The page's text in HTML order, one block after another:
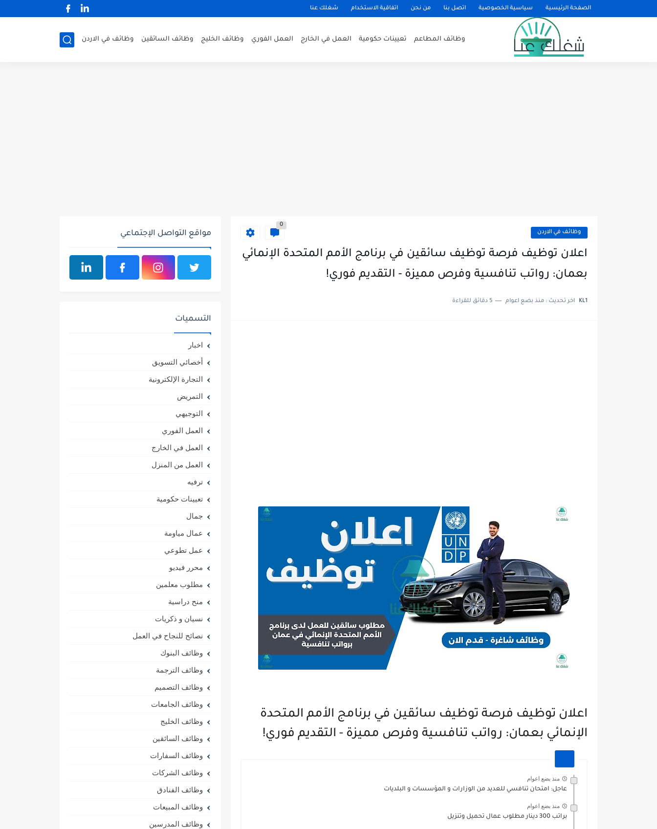
الصفحة الرئيسية سياسية الخصوصية اتصل بنا من نحن اتفاقية الاستخدام شغلك عنا
وظائف المطاعم تعيينات حكومية العمل في الخارج العمل الفوري وظائف الخليج وظائف السائقين وظائف في الاردن
وظائف في الاردن
0
اعلان توظيف فرصة توظيف سائقين في برنامج الأمم المتحدة الإنمائي
بعمان: رواتب تنافسية وفرص مميزة - التقديم فوري!
KL1 اخر تحديث : منذ بضع اعوام 5 دقائق للقراءة
اعلان توظيف فرصة توظيف سائقين في برنامج الأمم المتحدة
الإنمائي بعمان: رواتب تنافسية وفرص مميزة - التقديم فوري!
منذ بضع اعوام
عاجل: امتحان تنافسي للعديد من الوزارات و المؤسسات و البلديات
منذ بضع اعوام
براتب 300 دينار مطلوب عمال تحميل وتنزيل
مواقع التواصل الإجتماعي
التسميات
اخبار
أخصائي التسويق
التجارة الإلكترونية
التمريض
التوجيهي
العمل الفوري
العمل في الخارج
العمل من المنزل
ترفيه
تعيينات حكومية
جمال
عمال مياومة
عمل تطوعي
محرر فيديو
مطلوب معلمين
منح دراسية
نسيان و ذكريات
نصائح للنجاح في العمل
وظائف البنوك
وظائف الترجمة
وظائف التصميم
وظائف الجامعات
وظائف الخليج
وظائف السائقين
وظائف السفارات
وظائف الشركات
وظائف الفنادق
وظائف المبيعات
وظائف المدرسين